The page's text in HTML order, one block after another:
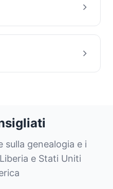
sulla genealogia e i
e Stati Uniti